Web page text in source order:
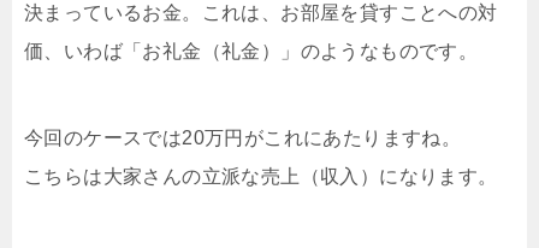
決まっているお金。これは、お部屋を貸すことへの対
価、いわば「お礼金（礼金）」のようなものです。
今回のケースでは20万円がこれにあたりますね。
こちらは大家さんの立派な売上（収入）になります。